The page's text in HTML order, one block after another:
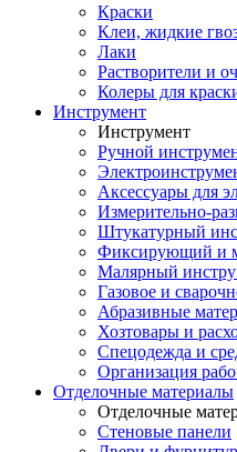
Краски
Клеи, жидкие
Лаки
Растворители и
Колеры для
Инструмент
Инструмент
Ручной
Аксессуары для
Измерительно-
Штукатурный
Фиксирующий и
Малярный
Газовое и
Абразивные
Хозтовары и
Спецодежда и
Организация
Отделочные материалы
Отделочные
Стеновые панели